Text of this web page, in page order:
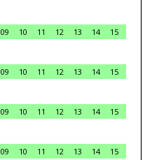
09 10 11 12 13 14
15
09 10 11 12 13 14
15
09 10 11 12 13 14
15
09 10 11 12 13 14
15